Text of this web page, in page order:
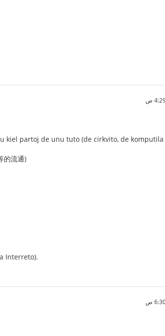
partoj de unu tuto (de cirkvito, de
的流通)
Interreto).